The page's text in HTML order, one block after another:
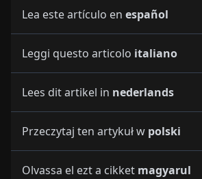
Lea este artículo en español
Leggi questo articolo italiano
Lees dit artikel in nederlands
Przeczytaj ten artykuł w polski
Olvassa el ezt a cikket magyarul